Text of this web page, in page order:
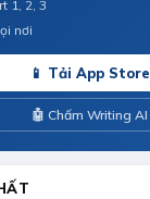
1, 2, 3
nơi
📱 Tải App Store
🤖 Chấm Writing AI